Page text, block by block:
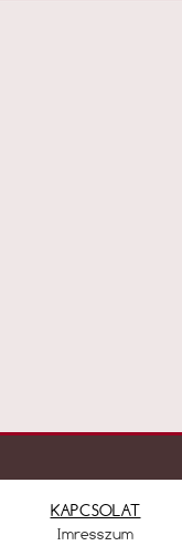
KAPCSOLAT
Imresszum